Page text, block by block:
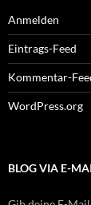
Anmelden
Eintrags-Feed
Kommentar-
WordPress.org
BLOG VIA E-